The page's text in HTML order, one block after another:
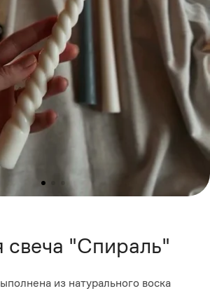
свеча "Спираль"
из натурального воска